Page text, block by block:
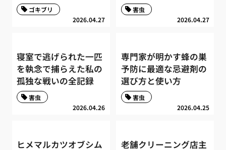
2026.04.27
ゴキブリ
2026.04.27
害虫
寝室で逃げられた一匹
を執念で捕らえた私の
孤独な戦いの全記録
2026.04.26
害虫
専門家が明かす蜂の巣
予防に最適な忌避剤の
選び方と使い方
2026.04.25
害虫
ヒメマルカツオブシム
老舗クリーニング店主